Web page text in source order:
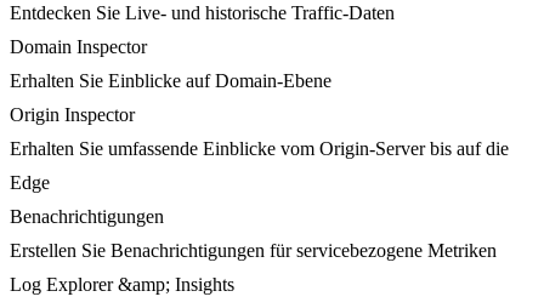
Entdecken Sie Live- und historische Traffic-Daten
Domain Inspector
Erhalten Sie Einblicke auf Domain-Ebene
Origin Inspector
Erhalten Sie umfassende Einblicke vom Origin-Server bis auf die
Edge
Benachrichtigungen
Erstellen Sie Benachrichtigungen für servicebezogene Metriken
Log Explorer &amp; Insights